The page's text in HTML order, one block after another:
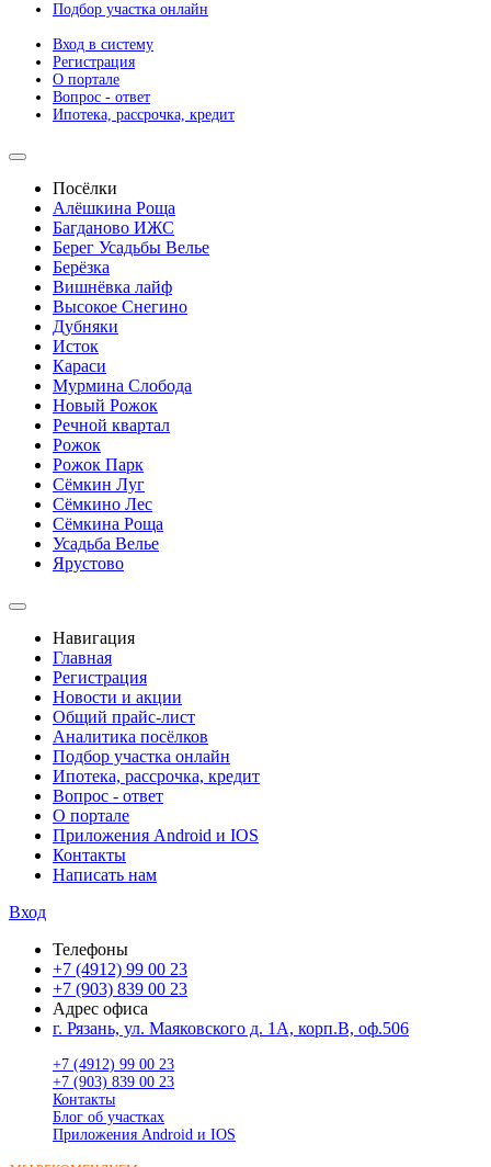
Подбор участка онлайн
Вход в систему
Регистрация
О портале
Вопрос - ответ
Ипотека, рассрочка, кредит
Посёлки
Алёшкина Роща
Багданово ИЖС
Берег Усадьбы Велье
Берёзка
Вишнёвка лайф
Высокое Снегино
Дубняки
Исток
Караси
Мурмина Слобода
Новый Рожок
Речной квартал
Рожок
Рожок Парк
Сёмкин Луг
Сёмкино Лес
Сёмкина Роща
Усадьба Велье
Ярустово
Навигация
Главная
Регистрация
Новости и акции
Общий прайс-лист
Аналитика посёлков
Подбор участка онлайн
Ипотека, рассрочка, кредит
Вопрос - ответ
О портале
Приложения Android и IOS
Контакты
Написать нам
Вход
Телефоны
+7 (4912) 99 00 23
+7 (903) 839 00 23
Адрес офиса
г. Рязань, ул. Маяковского д. 1А, корп.В, оф.506
+7 (4912) 99 00 23
+7 (903) 839 00 23
Контакты
Блог об участках
Приложения Android и IOS